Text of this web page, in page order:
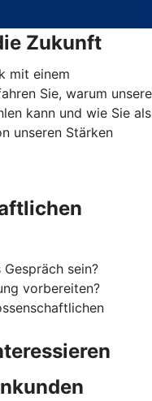
Zukunft
mit einem
Sie, warum unsere
kann und wie Sie als
unseren Stärken
sein?
vorbereiten?